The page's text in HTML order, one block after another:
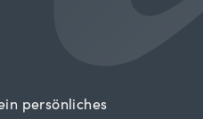
persönliches